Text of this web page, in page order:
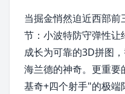
当掘金悄然迫近西部
节：小波特防守弹性让
成长为可靠的3D拼图
海兰德的神奇。更重要
基奇+四个射手"的极